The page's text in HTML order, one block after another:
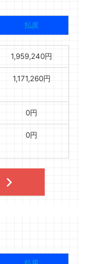
払戻
1,959,240円
1,171,260円
0円
0円